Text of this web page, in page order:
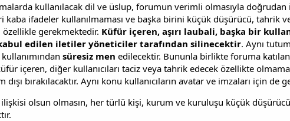
kullanılacak dil ve üslup, forumun verimli olmasıyla
kaba ifadeler kullanılmaması ve başka birini küçük düşürücü, tahrik
özellikle gerekmektedir. Küfür içeren, aşırı laubali, başka bir
edilen iletiler yöneticiler tarafından silinecektir. Aynı
süresiz men edilecektir. Bununla birlikte foruma katılan
içeren, diğer kullanıcıları taciz veya tahrik edecek özellikte
bırakılacaktır. Aynı konu kullanıcıların avatar ve imzaları için de
olsun olmasın, her türlü kişi, kurum ve kuruluşu küçük